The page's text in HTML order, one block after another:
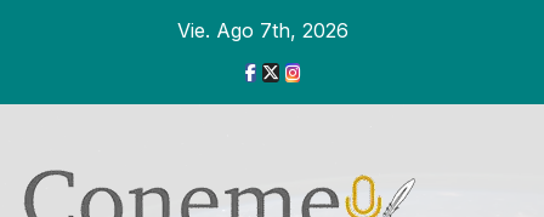
Vie. Ago 7th, 2026